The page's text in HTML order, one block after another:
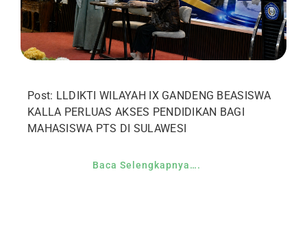
Post: LLDIKTI WILAYAH IX GANDENG BEASISWA
KALLA PERLUAS AKSES PENDIDIKAN BAGI
MAHASISWA PTS DI SULAWESI
Baca Selengkapnya….